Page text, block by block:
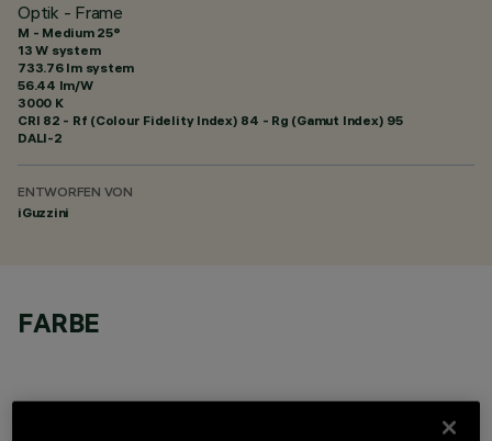
Optik - Frame
M - Medium 25°
13 W system
733.76 lm system
56.44 lm/W
3000 K
CRI 82 - Rf (Colour Fidelity Index) 84 - Rg (Gamut Index) 95
DALI-2
ENTWORFEN VON
iGuzzini
FARBE